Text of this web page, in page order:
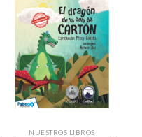
NUESTROS LIBROS